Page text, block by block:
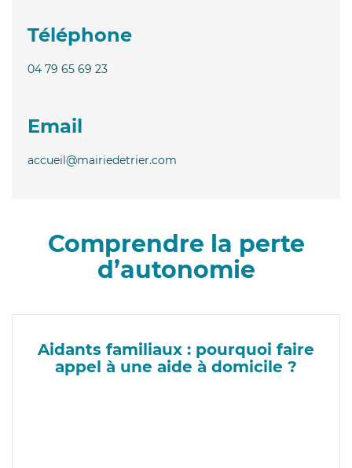
Téléphone
04 79 65 69 23
Email
accueil@mairiedetrier.com
Comprendre la perte
d’autonomie
Aidants familiaux : pourquoi faire
appel à une aide à domicile ?